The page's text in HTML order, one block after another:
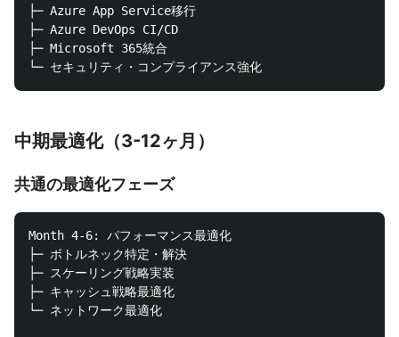
├─ Azure App Service移行
├─ Azure DevOps CI/CD
├─ Microsoft 365統合
中期最適化（3-12ヶ月）
共通の最適化フェーズ
Month 4-6: パフォーマンス最適化
├─ ボトルネック特定・解決
├─ スケーリング戦略実装
├─ キャッシュ戦略最適化
└─ ネットワーク最適化